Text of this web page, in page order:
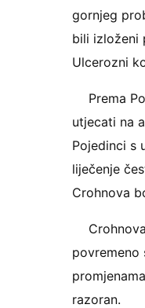
gornjeg
bili izloženi
Ulcerozni
Prema
utjecati na
Pojedinci s
liječenje
Crohnova
povremeno
razoran.